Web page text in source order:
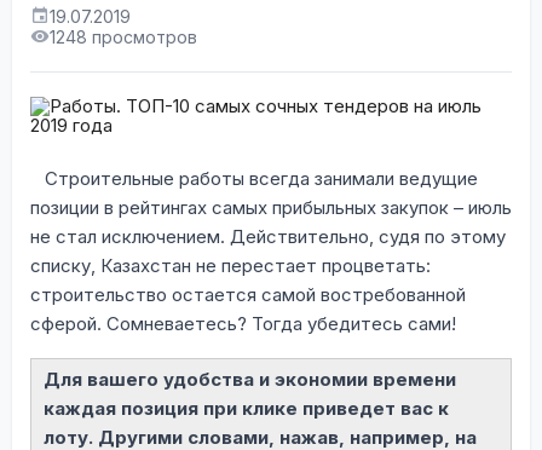
19.07.2019
1248 просмотров
Строительные работы всегда занимали ведущие
позиции в рейтингах самых прибыльных закупок – июль
не стал исключением. Действительно, судя по этому
списку, Казахстан не перестает процветать:
строительство остается самой востребованной
сферой. Сомневаетесь? Тогда убедитесь сами!
Для вашего удобства и экономии времени
каждая позиция при клике приведет вас к
лоту. Другими словами, нажав, например, на